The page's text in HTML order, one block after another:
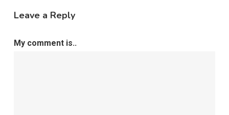
Leave a Reply
My comment is..